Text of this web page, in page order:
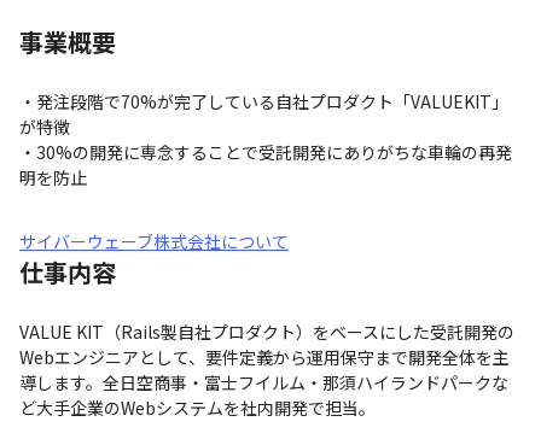
事業概要
・発注段階で70%が完了している自社プロダクト「VALUEKIT」
が特徴
・30%の開発に専念することで受託開発にありがちな車輪の再発
明を防止
サイバーウェーブ株式会社について
仕事内容
VALUE KIT（Rails製自社プロダクト）をベースにした受託開発の
Webエンジニアとして、要件定義から運用保守まで開発全体を主
導します。全日空商事・富士フイルム・那須ハイランドパークな
ど大手企業のWebシステムを社内開発で担当。